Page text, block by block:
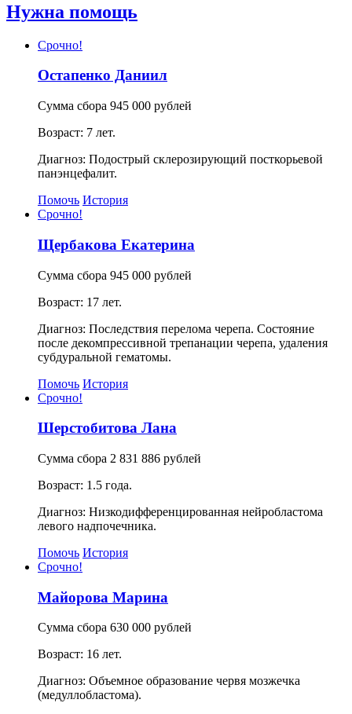
Нужна помощь
Срочно!
Остапенко Даниил
Сумма сбора 945 000 рублей
Возраст: 7 лет.
Диагноз: Подострый склерозирующий посткорьевой
панэнцефалит.
Помочь История
Срочно!
Щербакова Екатерина
Сумма сбора 945 000 рублей
Возраст: 17 лет.
Диагноз: Последствия перелома черепа. Состояние
после декомпрессивной трепанации черепа, удаления
субдуральной гематомы.
Помочь История
Срочно!
Шерстобитова Лана
Сумма сбора 2 831 886 рублей
Возраст: 1.5 года.
Диагноз: Низкодифференцированная нейробластома
левого надпочечника.
Помочь История
Срочно!
Майорова Марина
Сумма сбора 630 000 рублей
Возраст: 16 лет.
Диагноз: Объемное образование червя мозжечка
(медуллобластома).